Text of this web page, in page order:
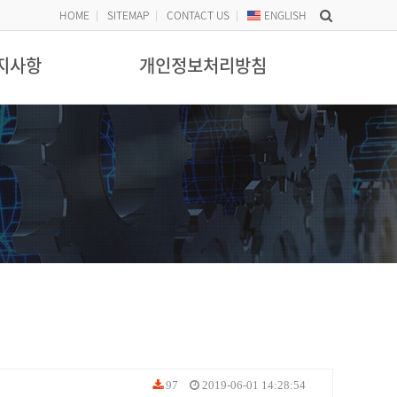
HOME SITEMAP CONTACT US ENGLISH
사항 개인정보처리방침
97 2019-06-01 14:28:54